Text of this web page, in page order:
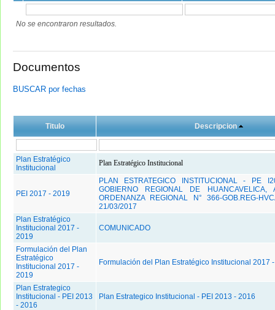
No se encontraron resultados.
Documentos
BUSCAR por fechas
Titulo Descripcion
Plan Estratégico
Institucional
Plan Estratégico Institucional
PEI 2017 - 2019
PLAN ESTRATEGICO INSTITUCIONAL - PE
GOBIERNO REGIONAL DE HUANCAVELICA,
ORDENANZA REGIONAL N° 366-GOB.REG-
21/03/2017
Plan Estratégico
Institucional 2017 -
2019
COMUNICADO
Formulación del Plan
Estratégico
Institucional 2017 -
2019
Formulación del Plan Estratégico Institucional 2017
Plan Estrategico
Institucional - PEI 2013
- 2016
Plan Estrategico Institucional - PEI 2013 - 2016